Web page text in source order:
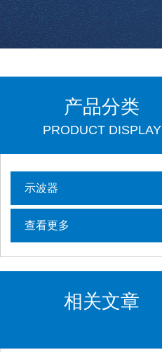
产品分类
PRODUCT DISPLAY
示波器
查看更多
相关文章